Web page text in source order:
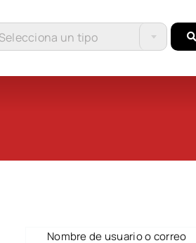
Selecciona un tipo
Nombre de usuario o correo